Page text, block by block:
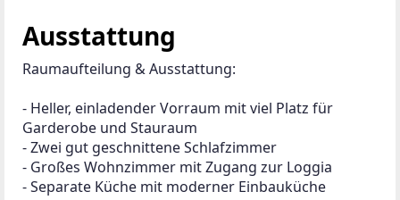
Ausstattung
Raumaufteilung & Ausstattung:
- Heller, einladender Vorraum mit viel Platz für
Garderobe und Stauraum
- Zwei gut geschnittene Schlafzimmer
- Großes Wohnzimmer mit Zugang zur Loggia
- Separate Küche mit moderner Einbauküche